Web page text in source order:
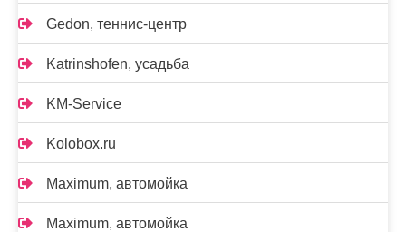
Gedon, теннис-центр
Katrinshofen, усадьба
KM-Service
Kolobox.ru
Maximum, автомойка
Maximum, автомойка